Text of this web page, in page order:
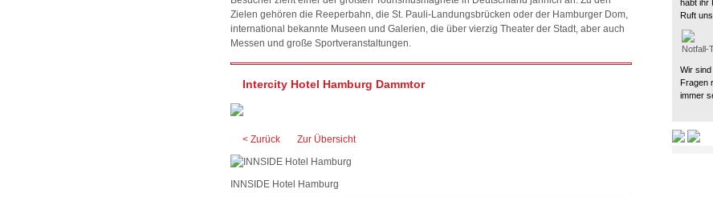
Zielen gehören die Reeperbahn, die St. Pauli-Landungsbrücken oder der Hamburger Dom,
international bekannte Museen und Galerien, die über vierzig Theater der Stadt, aber auch
Messen und große Sportveranstaltungen.
Intercity Hotel Hamburg Dammtor
< Zurück Zur Übersicht
INNSIDE Hotel Hamburg
habt ihr
Ruft
Notfall-
Wir
Fragen
immer